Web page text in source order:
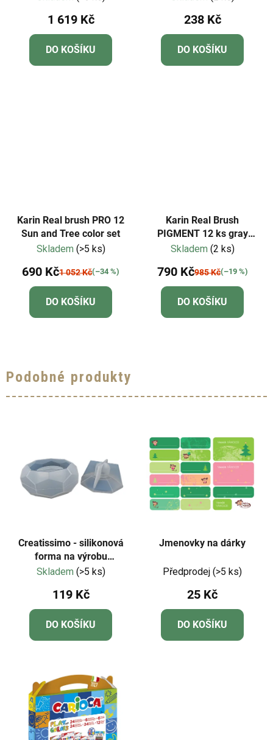
1 619 Kč
DO KOŠÍKU
238 Kč
DO KOŠÍKU
Karin Real brush PRO 12
Sun and Tree color set
Skladem (>5 ks)
690 Kč1 052 Kč(–34 %)
DO KOŠÍKU
Karin Real Brush
PIGMENT 12 ks gray
colors
Skladem (2 ks)
790 Kč985 Kč(–19 %)
DO KOŠÍKU
Podobné produkty
Creatissimo - silikonová
forma na výrobu
hexagoniální nádoby s
Skladem (>5 ks)
119 Kč
DO KOŠÍKU
Jmenovky na dárky
Předprodej (>5 ks)
25 Kč
DO KOŠÍKU